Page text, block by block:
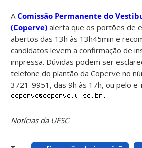
AComissão Permanente do
(Coperve) alerta que os portões de
abertos das 13h às 13h45min e
candidatos levem a confirmação de
impressa. Dúvidas podem ser
telefone do plantão da Coperve no
3721-9951, das 9h às 17h, ou pelo e-
Notícias da UFSC